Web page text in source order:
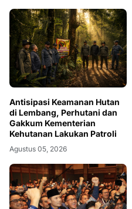
Antisipasi Keamanan Hutan
di Lembang, Perhutani dan
Gakkum Kementerian
Kehutanan Lakukan Patroli
Agustus 05, 2026